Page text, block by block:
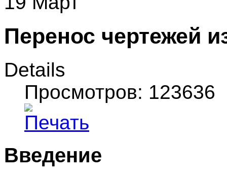
Перенос чертежей
Details
Просмотров: 123636
Введение